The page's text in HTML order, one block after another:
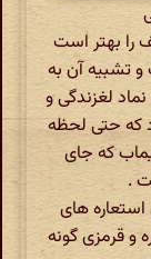
در بیت 3 که حریف را بهتر است
5 جنبش اشک و تشبیه آن به
لغزندگی و
که حتی لحظه
که جای
.
های
و قرمزی گونه